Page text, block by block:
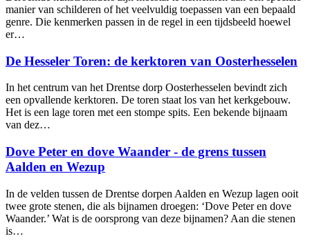
manier van schilderen of het veelvuldig toepassen van een bepaald
genre. Die kenmerken passen in de regel in een tijdsbeeld hoewel
er…
De Hesseler Toren: de kerktoren van Oosterhesselen
In het centrum van het Drentse dorp Oosterhesselen bevindt zich
een opvallende kerktoren. De toren staat los van het kerkgebouw.
Het is een lage toren met een stompe spits. Een bekende bijnaam
van dez…
Dove Peter en dove Waander - de grens tussen
Aalden en Wezup
In de velden tussen de Drentse dorpen Aalden en Wezup lagen ooit
twee grote stenen, die als bijnamen droegen: ‘Dove Peter en dove
Waander.’ Wat is de oorsprong van deze bijnamen? Aan die stenen
is…